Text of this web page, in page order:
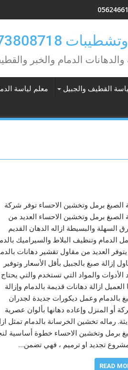
0573808718
الدمام والخبر
القطيف والجبيل معلم لياسة
الصبغ برمل وتخشين الاحساء توفر شركة
الصبغ برمل وتخشين الاحساء العديد من
السهلة والبسيطة ازاله الدهان القديم
الدمام وتنظيف البلاط والسيراميك
العديد من مقاول تقشير دهانات
إزالة صبغ بالجبيل بأقل الأسعار وتوفير
الأدوات والمواد التي تستخدم والتي يحتاج
العميل ازالة دهانات قديمة بالدمام وإزالة
بالدمام وعمل ديكورات جديدة لجدران
أو المنزل وإعاده دهانها بألوان عصرية
رماله تخشين الخرسانة بالدمام تمثل
برمل وتخشين الاحساء خطوة أساسية
تجديد او ترميم ، فهي تضمن…
READ